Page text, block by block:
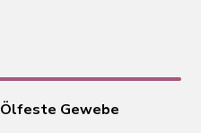
Ölfeste Gewebe